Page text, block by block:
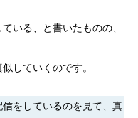
いる、と書いたものの、
していくのです。
をしているのを見て、真